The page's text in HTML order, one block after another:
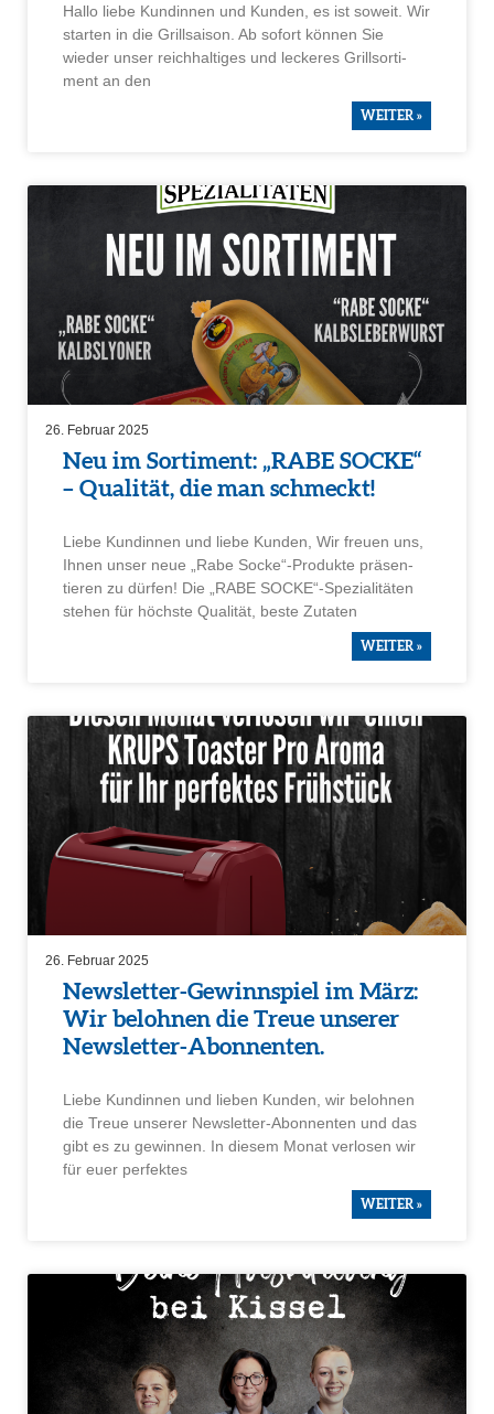
Hallo liebe Kundinnen und Kunden, es ist soweit. Wir
starten in die Grill­saison. Ab sofort können Sie
wieder unser reich­hal­tiges und leckeres Grill­sor­ti­
ment an den
WEITER »
Neu im Sorti­ment: „RABE SOCKE“
– Qualität, die man schmeckt!
Liebe Kundinnen und liebe Kunden, Wir freuen uns,
Ihnen unser neue „Rabe Socke“-Produkte präsen­
tieren zu dürfen! Die „RABE SOCKE“-Spezia­li­täten
stehen für höchste Qualität, beste Zutaten
WEITER »
26. Februar 2025
Newsletter-Gewinn­spiel im März:
Wir belohnen die Treue unserer
Newsletter-Abonnenten.
Liebe Kundinnen und lieben Kunden, wir belohnen
die Treue unserer Newsletter-Abonnenten und das
gibt es zu gewinnen. In diesem Monat verlosen wir
für euer perfektes
WEITER »
26. Februar 2025